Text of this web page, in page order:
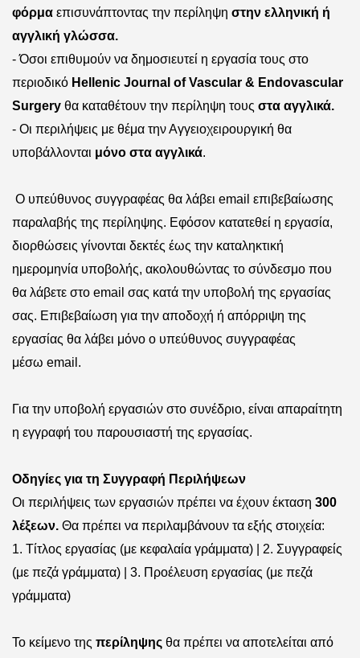
φόρμα επισυνάπτοντας την περίληψη στην ελληνική ή
αγγλική γλώσσα.
- Όσοι επιθυμούν να δημοσιευτεί η εργασία τους στο
περιοδικό Hellenic Journal of Vascular & Endovascular
Surgery θα καταθέτουν την περίληψη τους στα αγγλικά.
- Οι περιλήψεις με θέμα την Αγγειοχειρουργική θα
υποβάλλονται μόνο στα αγγλικά.
Ο υπεύθυνος συγγραφέας θα λάβει email επιβεβαίωσης
παραλαβής της περίληψης. Εφόσον κατατεθεί η εργασία,
διορθώσεις γίνονται δεκτές έως την καταληκτική
ημερομηνία υποβολής, ακολουθώντας το σύνδεσμο που
θα λάβετε στο email σας κατά την υποβολή της εργασίας
σας. Επιβεβαίωση για την αποδοχή ή απόρριψη της
εργασίας θα λάβει μόνο ο υπεύθυνος συγγραφέας
μέσω email .
Για την υποβολή εργασιών στο συνέδριο, είναι απαραίτητη
η εγγραφή του παρουσιαστή της εργασίας.
Οδηγίες για τη Συγγραφή Περιλήψεων
Οι περιλήψεις των εργασιών πρέπει να έχουν έκταση 300
λέξεων. Θα πρέπει να περιλαμβάνουν τα εξής στοιχεία:
1. Τίτλος εργασίας (με κεφαλαία γράμματα) | 2. Συγγραφείς
(με πεζά γράμματα) | 3. Προέλευση εργασίας (με πεζά
γράμματα)
Το κείμενο της περίληψης θα πρέπει να αποτελείται από